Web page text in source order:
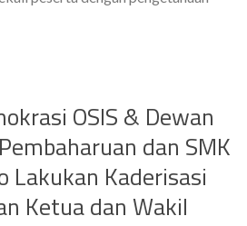
OSIS & Dewan
dan SMK
Lakukan Kaderisasi
Ketua dan Wakil